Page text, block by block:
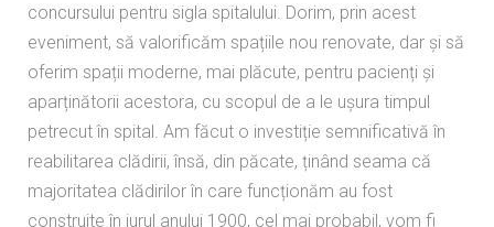
concursului pentru sigla spitalului. Dorim, prin acest
eveniment, să valorificăm spațiile nou renovate, dar și să
oferim spații moderne, mai plăcute, pentru pacienți și
aparținătorii acestora, cu scopul de a le ușura timpul
petrecut în spital. Am făcut o investiție semnificativă în
reabilitarea clădirii, însă, din păcate, ținând seama că
majoritatea clădirilor în care funcționăm au fost
construite în jurul anului 1900, cel mai probabil, vom fi